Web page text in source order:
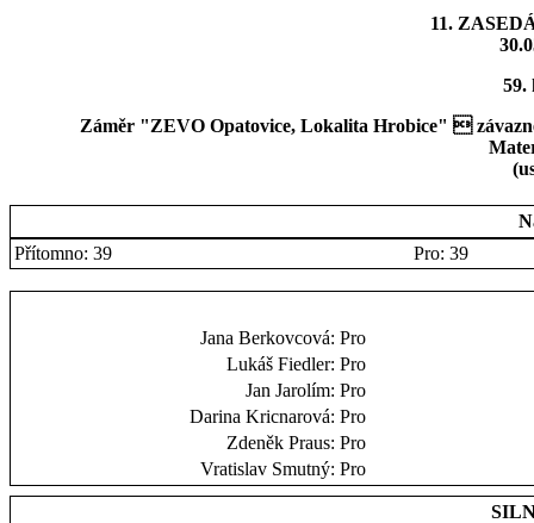
11.
59.
Záměr "ZEVO Opatovice, Lokalita Hrobice" 
Přítomno: 39
Pro: 39
Jana Berkovcová: Pro
Lukáš Fiedler: Pro
Jan Jarolím: Pro
Darina Kricnarová: Pro
Zdeněk Praus: Pro
Vratislav Smutný: Pro